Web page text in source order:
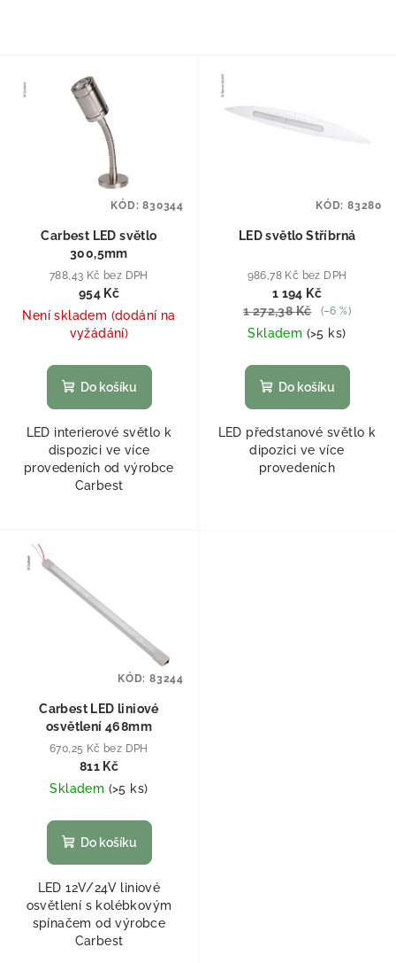
Carbest LED světlo
300,5mm
788,43 Kč bez DPH
954 Kč
Není skladem (dodání na
vyžádání)
Do košíku
LED interierové světlo k
dispozici ve více
provedeních od výrobce
Carbest
KÓD:830344
LED světlo Stříbrná
986,78 Kč bez DPH
1 194 Kč
1 272,38 Kč
(–6 %)
Skladem (>5 ks)
Do košíku
LED předstanové světlo k
dipozici ve více
provedeních
KÓD: 83280
Carbest LED liniové
osvětlení 468mm
670,25 Kč bez DPH
811 Kč
Skladem (>5 ks)
Do košíku
LED 12V/24V liniové
osvětlení s kolébkovým
spínačem od výrobce
Carbest
KÓD: 83244